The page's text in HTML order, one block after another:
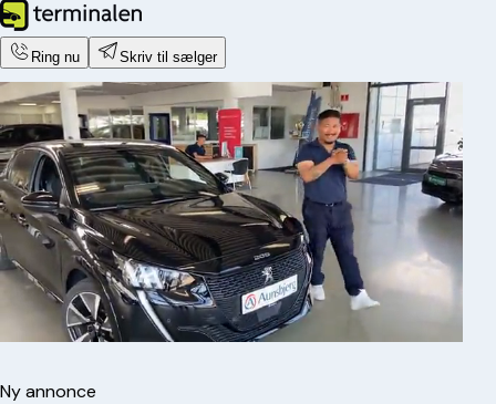
Ring nu Skriv til sælger
Ny annonce